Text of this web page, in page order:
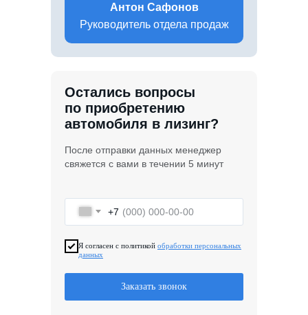
+7
Я согласен с политикой обработки персональных
данных
Заказать звонок
Остались вопросы
по приобретению
автомобиля в лизинг?
После отправки данных менеджер
свяжется с вами в течении 5 минут
Антон Сафонов
Руководитель отдела продаж